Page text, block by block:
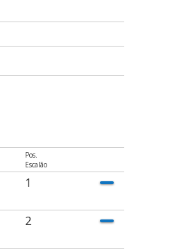
Pos.
Escalão
1
2